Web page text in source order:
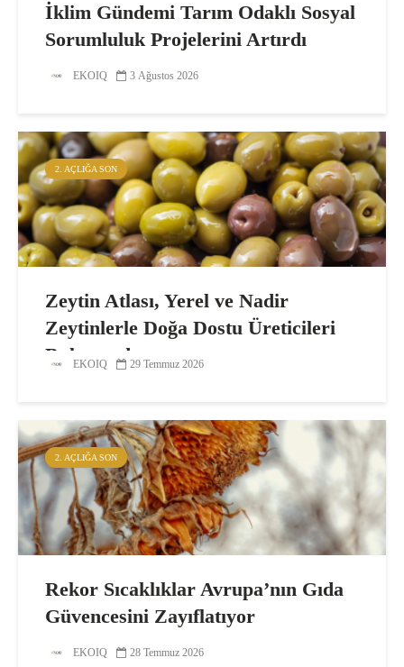
İklim Gündemi Tarım Odaklı Sosyal
Sorumluluk Projelerini Artırdı
EKOIQ 3 Ağustos 2026
2. AÇLIĞA SON
Zeytin Atlası, Yerel ve Nadir
Zeytinlerle Doğa Dostu Üreticileri
Buluşturdu
EKOIQ 29 Temmuz 2026
2. AÇLIĞA SON
Rekor Sıcaklıklar Avrupa’nın Gıda
Güvencesini Zayıflatıyor
EKOIQ 28 Temmuz 2026